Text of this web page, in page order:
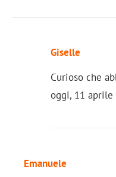
Giselle
Curioso che
oggi, 11 aprile
Emanuele